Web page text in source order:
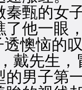
甄的女子
他一眼
懊恼的叹
先生，
的男子第